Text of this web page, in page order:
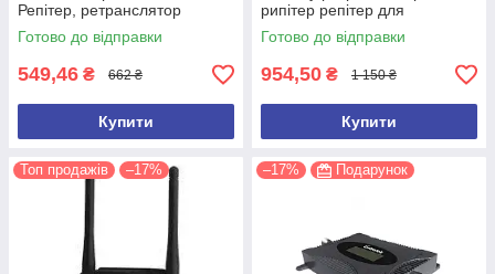
Репітер, ретранслятор
сигналу до 1200Mbps 802.11
Готово до відправки
549,46 ₴ 662 ₴
Купити
рипітер репітер для
сигналізацій ПОТУЖНИЙ
Готово до відправки
954,50 ₴ 1 150 ₴
Купити
Топ продажів –17% –17% Подарунок